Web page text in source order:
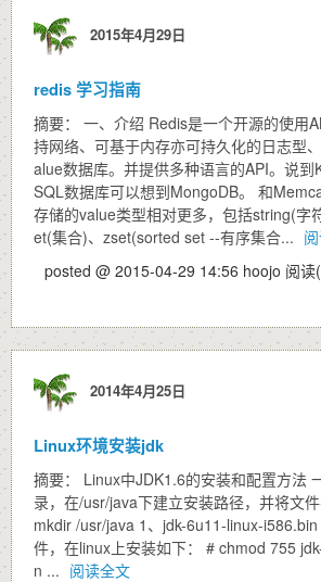
2015年4月29日
redis 学习指南
摘要： 一、介绍 Redis是一个开源的使用
持网络、可基于内存亦可持久化的日志型
alue数据库。并提供多种语言的API。说到
SQL数据库可以想到MongoDB。 和
存储的value类型相对更多，包括string(字
et(集合)、zset(sorted set --有序集合...
posted @ 2015-04-29 14:56 hoojo 阅读
2014年4月25日
Linux环境安装jdk
摘要： Linux中JDK1.6的安装和配置方法
录，在/usr/java下建立安装路径，并将文
mkdir /usr/java 1、jdk-6u11-linux-
件，在linux上安装如下： # chmod 755
n ... 阅读全文